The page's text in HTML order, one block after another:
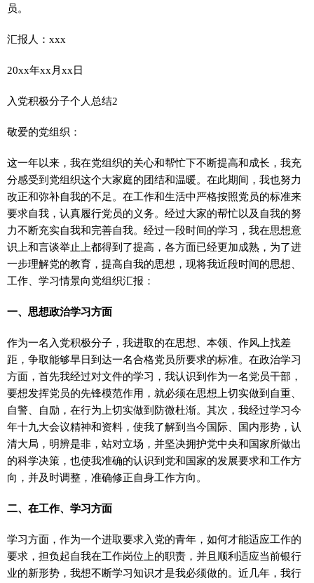
员。
汇报人：xxx
20xx年xx月xx日
入党积极分子个人总结2
敬爱的党组织：
这一年以来，我在党组织的关心和帮忙下不断提高和成长，我充
分感受到党组织这个大家庭的团结和温暖。在此期间，我也努力
改正和弥补自我的不足。在工作和生活中严格按照党员的标准来
要求自我，认真履行党员的义务。经过大家的帮忙以及自我的努
力不断充实自我和完善自我。经过一段时间的学习，我在思想意
识上和言谈举止上都得到了提高，各方面已经更加成熟，为了进
一步理解党的教育，提高自我的思想，现将我近段时间的思想、
工作、学习情景向党组织汇报：
一、思想政治学习方面
作为一名入党积极分子，我进取的在思想、本领、作风上找差
距，争取能够早日到达一名合格党员所要求的标准。在政治学习
方面，首先我经过对文件的学习，我认识到作为一名党员干部，
要想发挥党员的先锋模范作用，就必须在思想上切实做到自重、
自警、自励，在行为上切实做到防微杜渐。其次，我经过学习今
年十九大会议精神和资料，使我了解到当今国际、国内形势，认
清大局，明辨是非，站对立场，并坚决拥护党中央和国家所做出
的科学决策，也使我准确的认识到党和国家的发展要求和工作方
向，并及时调整，准确修正自身工作方向。
二、在工作、学习方面
学习方面，作为一个进取要求入党的青年，如何才能适应工作的
要求，担负起自我在工作岗位上的职责，并且顺利适应当前银行
业的新形势，我想不断学习知识才是我必须做的。近几年，我行